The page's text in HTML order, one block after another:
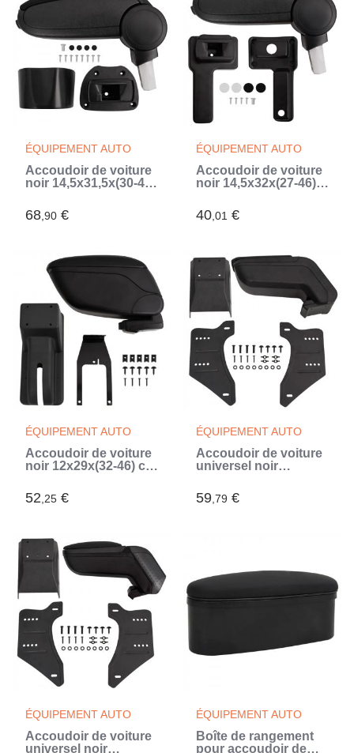
ÉQUIPEMENT AUTO
Accoudoir de voiture
noir 14,5x31,5x(30-48)
68,90 €
ÉQUIPEMENT AUTO
Accoudoir de voiture
noir 14,5x32x(27-46)
40,01 €
ÉQUIPEMENT AUTO
Accoudoir de voiture
noir 12x29x(32-46) cm
52,25 €
ÉQUIPEMENT AUTO
Accoudoir de voiture
universel noir
ABS (Noir)
59,79 €
ÉQUIPEMENT AUTO
Accoudoir de voiture
universel noir
ÉQUIPEMENT AUTO
Boîte de rangement
pour accoudoir de